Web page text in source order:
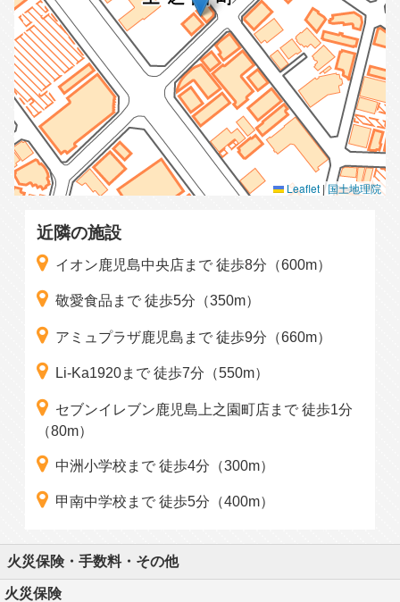
Leaflet | 国土地理院
近隣の施設
イオン鹿児島中央店まで 徒歩8分（600m）
敬愛食品まで 徒歩5分（350m）
アミュプラザ鹿児島まで 徒歩9分（660m）
Li-Ka1920まで 徒歩7分（550m）
セブンイレブン鹿児島上之園町店まで 徒歩1分
（80m）
中洲小学校まで 徒歩4分（300m）
甲南中学校まで 徒歩5分（400m）
火災保険・手数料・その他
火災保険